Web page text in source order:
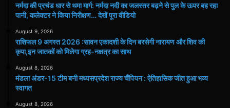
नर्मदा की प्रचंड धार से थमा मार्ग: नर्मदा नदी का जलस्तर बढ़ने से पुल के ऊपर बह रहा
पानी, कलेक्टर ने किया निरीक्षण… देखें पूरा वीडियो
August 9, 2026
राशिफल 9 अगस्त 2026 :सावन एकादशी के दिन बरसेगी नारायण और शिव की
कृपा,इन जातकों को मिलेगा ग्रह-नक्षत्र का साथ
August 8, 2026
मंडला अंडर-15 टीम बनी मध्यसप्रदेश राज्य चैंपियन : ऐतिहासिक जीत हुआ भव्य
स्वागत
August 8, 2026